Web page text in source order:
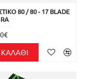
80 / 80 - 17 BLADE
ΚΑΛΆΘΙ